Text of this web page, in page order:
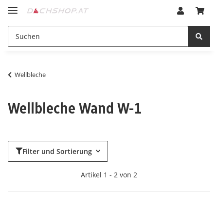
Wellbleche
Wellbleche Wand W-1
Filter und Sortierung
Artikel 1 - 2 von 2